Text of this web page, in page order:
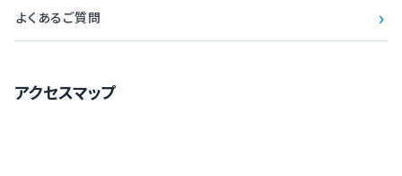
よくあるご質問 ›
アクセスマップ